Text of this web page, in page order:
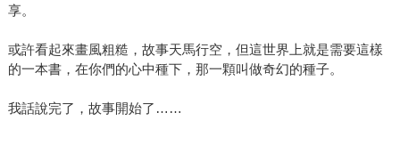
享。
或許看起來畫風粗糙，故事天馬行空，但這世界上就是需要這樣
的一本書，在你們的心中種下，那一顆叫做奇幻的種子。
我話說完了，故事開始了……